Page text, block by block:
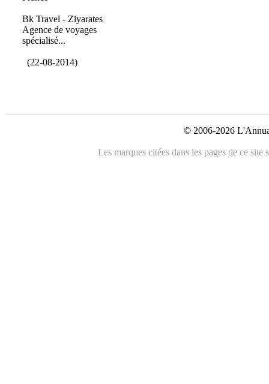
Bk Travel - Ziyarates
Agence de voyages
spécialisé...
(22-08-2014)
© 2006-2026
Les marques citées dans les pages de ce